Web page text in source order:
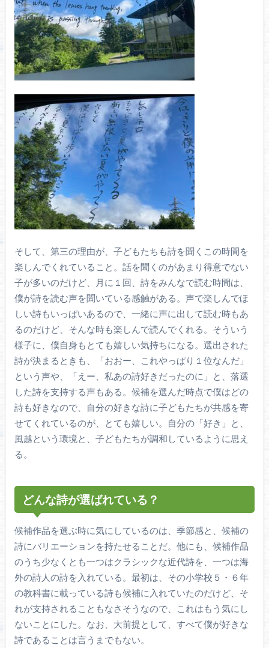
そして、第三の理由が、子どもたちも詩を聞くこの時間を
楽しんでくれていること。話を聞くのがあまり得意でない
子が多いのだけど、月に１回、詩をみんなで読む時間は、
僕が詩を読む声を聞いている感触がある。声で楽しんでほ
しい詩もいっぱいあるので、一緒に声に出して読む時もあ
るのだけど、そんな時も楽しんで読んでくれる。そういう
様子に、僕自身もとても嬉しい気持ちになる。選出された
詩が決まるときも、「おおー、これやっぱり１位なんだ」
という声や、「えー、私あの詩好きだったのに」と、落選
した詩を支持する声もある。候補を選んだ時点で僕はどの
詩も好きなので、自分の好きな詩に子どもたちが共感を寄
せてくれているのが、とても嬉しい。自分の「好き」と、
風越という環境と、子どもたちが調和しているように思え
る。
どんな詩が選ばれている？
候補作品を選ぶ時に気にしているのは、季節感と、候補の
詩にバリエーションを持たせることだ。他にも、候補作品
のうち少なくとも一つはクラシックな近代詩を、一つは海
外の詩人の詩を入れている。最初は、その小学校５・６年
の教科書に載っている詩も候補に入れていたのだけど、そ
れが支持されることもなさそうなので、これはもう気にし
ないことにした。なお、大前提として、すべて僕が好きな
詩であることは言うまでもない。